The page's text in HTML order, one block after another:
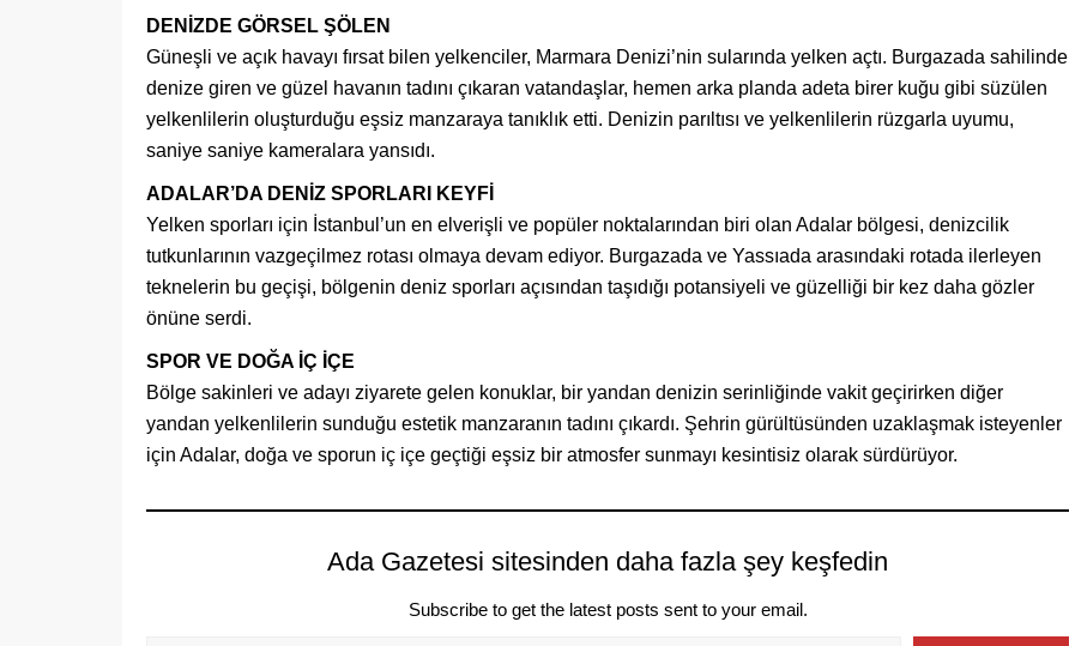
DENİZDE GÖRSEL ŞÖLEN
Güneşli ve açık havayı fırsat bilen yelkenciler, Marmara Denizi’nin sularında yelken açtı. Burgazada sahilinde
denize giren ve güzel havanın tadını çıkaran vatandaşlar, hemen arka planda adeta birer kuğu gibi süzülen
yelkenlilerin oluşturduğu eşsiz manzaraya tanıklık etti. Denizin parıltısı ve yelkenlilerin rüzgarla uyumu,
saniye saniye kameralara yansıdı.
ADALAR’DA DENİZ SPORLARI KEYFİ
Yelken sporları için İstanbul’un en elverişli ve popüler noktalarından biri olan Adalar bölgesi, denizcilik
tutkunlarının vazgeçilmez rotası olmaya devam ediyor. Burgazada ve Yassıada arasındaki rotada ilerleyen
teknelerin bu geçişi, bölgenin deniz sporları açısından taşıdığı potansiyeli ve güzelliği bir kez daha gözler
önüne serdi.
SPOR VE DOĞA İÇ İÇE
Bölge sakinleri ve adayı ziyarete gelen konuklar, bir yandan denizin serinliğinde vakit geçirirken diğer
yandan yelkenlilerin sunduğu estetik manzaranın tadını çıkardı. Şehrin gürültüsünden uzaklaşmak isteyenler
için Adalar, doğa ve sporun iç içe geçtiği eşsiz bir atmosfer sunmayı kesintisiz olarak sürdürüyor.
Ada Gazetesi sitesinden daha fazla şey keşfedin
Subscribe to get the latest posts sent to your email.